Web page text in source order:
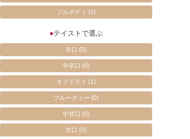
フルボディ(2)
●テイストで選ぶ
辛口(5)
中辛口(0)
オフドライ(1)
フルーティー(0)
中甘口(0)
甘口(0)